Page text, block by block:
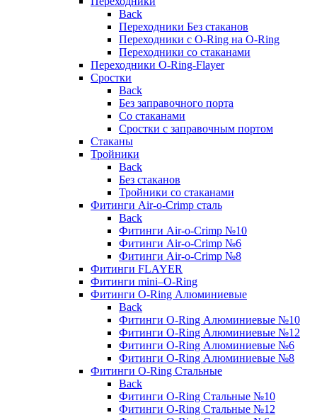
Back
Переходники Без стаканов
Переходники с O-Ring на O-Ring
Переходники со стаканами
Переходники O-Ring-Flayer
Сростки
Back
Без заправочного порта
Со стаканами
Сростки с заправочным портом
Стаканы
Тройники
Back
Без стаканов
Тройники со стаканами
Фитинги Air-o-Crimp сталь
Back
Фитинги Air-o-Crimp №10
Фитинги Air-o-Crimp №6
Фитинги Air-o-Crimp №8
Фитинги FLAYER
Фитинги mini–O-Ring
Фитинги O-Ring Алюминиевые
Back
Фитинги O-Ring Алюминиевые №10
Фитинги O-Ring Алюминиевые №12
Фитинги O-Ring Алюминиевые №6
Фитинги O-Ring Алюминиевые №8
Фитинги O-Ring Стальные
Back
Фитинги O-Ring Стальные №10
Фитинги O-Ring Стальные №12